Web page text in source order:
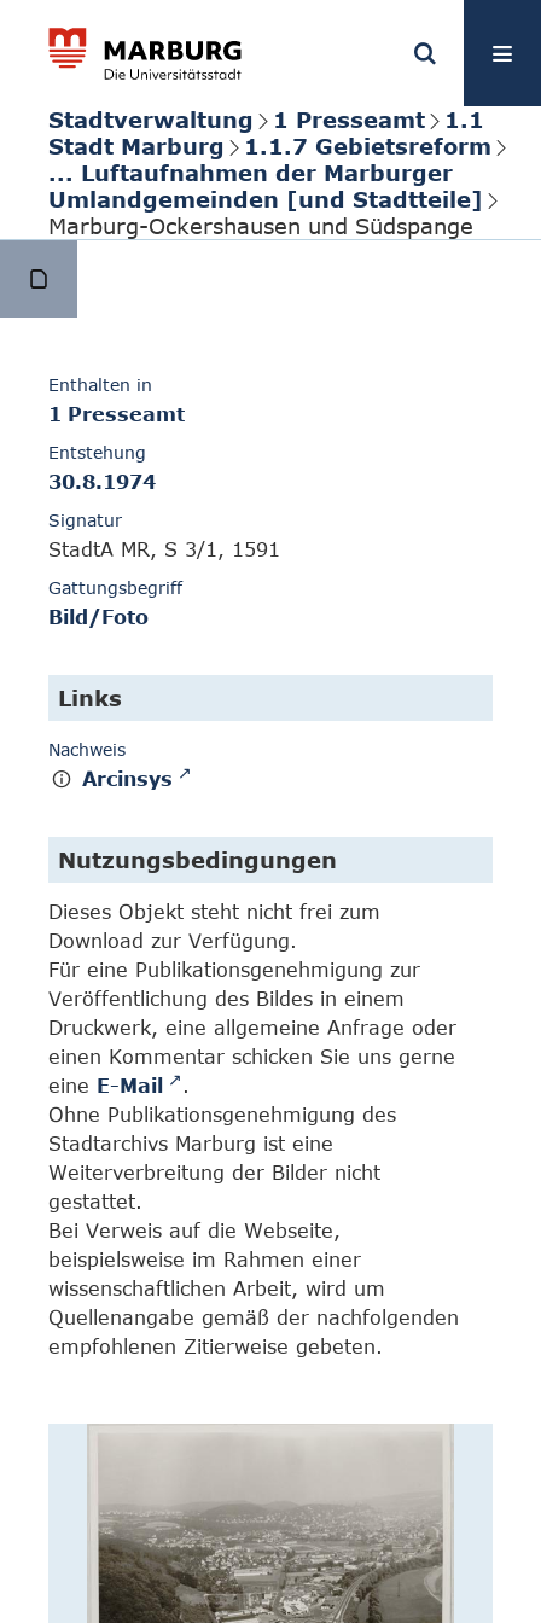
Stadtverwaltung 1 Presseamt
1.1
Stadt Marburg
1.1.7 Gebietsreform
... Luftaufnahmen der Marburger
Umlandgemeinden [und Stadtteile]
Marburg-Ockershausen und Südspange
Enthalten in
1 Presseamt
Entstehung
30.8.1974
Signatur
StadtA MR, S 3/1, 1591
Gattungsbegriff
Bild/Foto
Links
Nachweis
Arcinsys
Nutzungsbedingungen
Dieses Objekt steht nicht frei zum
Download zur Verfügung.
Für eine Publikationsgenehmigung zur
Veröffentlichung des Bildes in einem
Druckwerk, eine allgemeine Anfrage oder
einen Kommentar schicken Sie uns gerne
eine E-Mail
.
Ohne Publikationsgenehmigung des
Stadtarchivs Marburg ist eine
Weiterverbreitung der Bilder nicht
gestattet.
Bei Verweis auf die Webseite,
beispielsweise im Rahmen einer
wissenschaftlichen Arbeit, wird um
Quellenangabe gemäß der nachfolgenden
empfohlenen Zitierweise gebeten.